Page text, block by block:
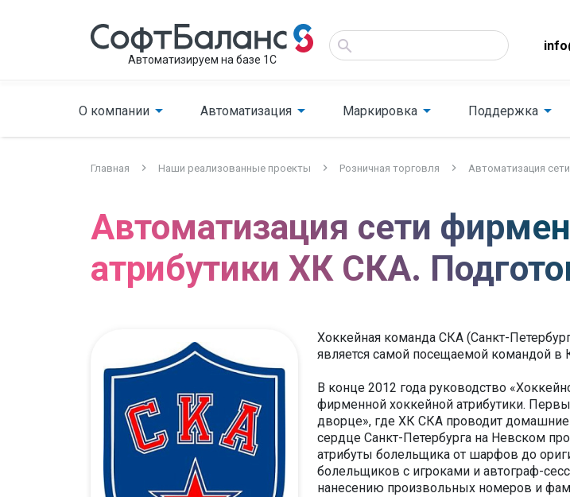
Автоматизируем на базе 1С
О компании Автоматизация Маркировка Поддержка
Главная Наши реализованные проекты Розничная торговля Автоматизация
Автоматизация сети
атрибутики ХК СКА.
Хоккейная команда СКА (Санкт-
является самой посещаемой командой в
В конце 2012 года руководство
фирменной хоккейной атрибутики.
дворце», где ХК СКА проводит
сердце Санкт-Петербурга на Невском
атрибуты болельщика от шарфов до
болельщиков с игроками и автограф-
нанесению произвольных номеров и